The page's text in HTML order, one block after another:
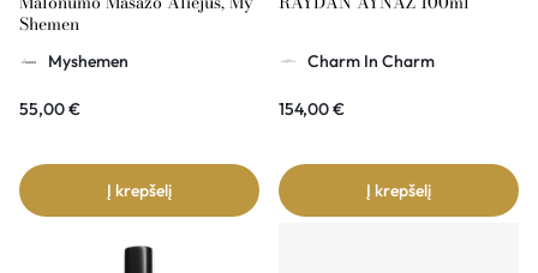
Shemen
Myshemen
55,00€
Į krepšelį
Charm In Charm
154,00€
Į krepšelį